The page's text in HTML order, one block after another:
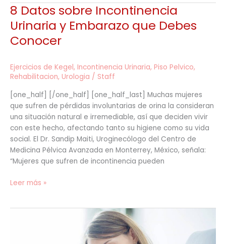
8 Datos sobre Incontinencia
Urinaria y Embarazo que Debes
Conocer
Ejercicios de Kegel, Incontinencia Urinaria, Piso Pelvico,
Rehabilitacion, Urologia / Staff
[one_half] [/one_half] [one_half_last] Muchas mujeres
que sufren de pérdidas involuntarias de orina la consideran
una situación natural e irremediable, así que deciden vivir
con este hecho, afectando tanto su higiene como su vida
social. El Dr. Sandip Maiti, Uroginecólogo del Centro de
Medicina Pélvica Avanzada en Monterrey, México, señala:
“Mujeres que sufren de incontinencia pueden
8
Datos
sobre
Incontinencia
y
Embarazo
Debes
Conocer
Leer más »